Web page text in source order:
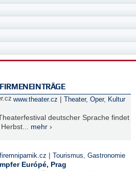
www.theater.cz | Theater, Oper, Kultur
deutscher Sprache findet
mehr ›
| Tourismus Gastronomie
Európé, Prag